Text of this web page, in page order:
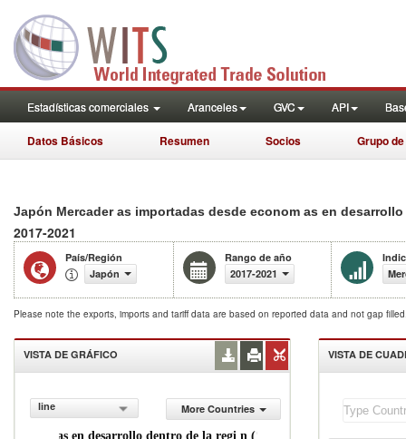
Estadísticas comerciales Aranceles GVC API
Datos Básicos Resumen Socios Grupo
Japón Mercader as importadas desde econom as en
2017-2021
País/Región
Japón
Rango de año
2017-2021
Please note the exports, imports and tariff data are based on reported data and not gap
VISTA DE GRÁFICO
line
More Countries
econom as en desarrollo dentro de la regi n (% del total de mercader
VISTA DE